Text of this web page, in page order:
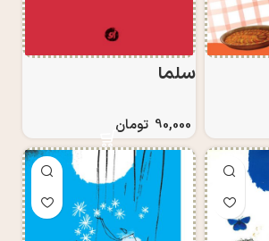
سلما
90,000 تومان